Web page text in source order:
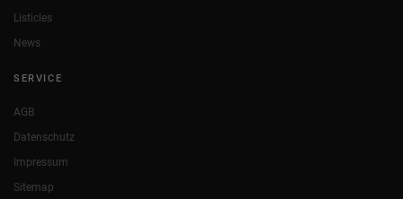
Listicles
News
SERVICE
AGB
Datenschutz
Impressum
Sitemap